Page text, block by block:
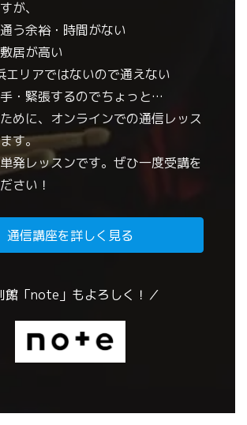
が、
う余裕・時間がない
居が高い
エリアではないので通えない
手・緊張するのでちょっと…
めに、オンラインでの通信レッス
す。
発レッスンです。ぜひ一度受講を
さい！
通信講座を詳しく見る
館「note」もよろしく！／